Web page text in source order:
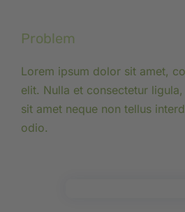
Problem
Lorem ipsum dolor sit amet,
elit. Nulla et consectetur
sit amet neque non tellus
odio.